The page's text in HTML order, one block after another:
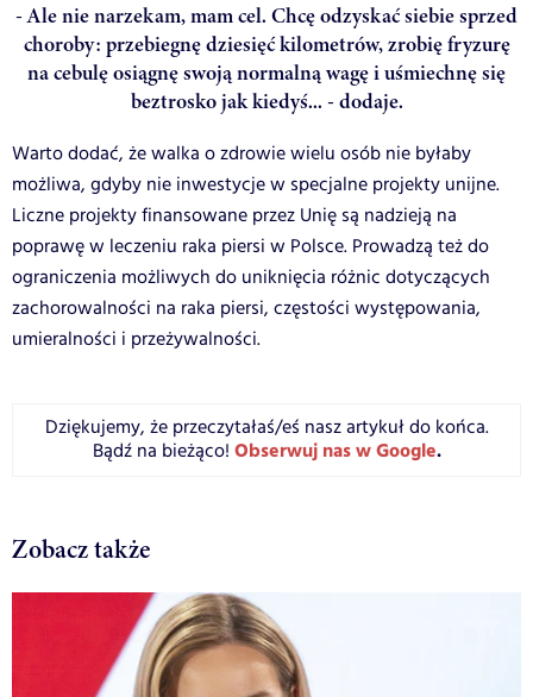
- Ale nie narzekam, mam cel. Chcę odzyskać siebie sprzed
choroby: przebiegnę dziesięć kilometrów, zrobię fryzurę
na cebulę osiągnę swoją normalną wagę i uśmiechnę się
beztrosko jak kiedyś... - dodaje.
Warto dodać, że walka o zdrowie wielu osób nie byłaby
możliwa, gdyby nie inwestycje w specjalne projekty unijne.
Liczne projekty finansowane przez Unię są nadzieją na
poprawę w leczeniu raka piersi w Polsce. Prowadzą też do
ograniczenia możliwych do uniknięcia różnic dotyczących
zachorowalności na raka piersi, częstości występowania,
umieralności i przeżywalności.
Dziękujemy, że przeczytałaś/eś nasz artykuł do końca.
Bądź na bieżąco! Obserwuj nas w Google.
Zobacz także